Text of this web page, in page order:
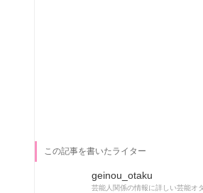
この記事を書いたライター
geinou_otaku
芸能人関係の情報に詳しい芸能オ